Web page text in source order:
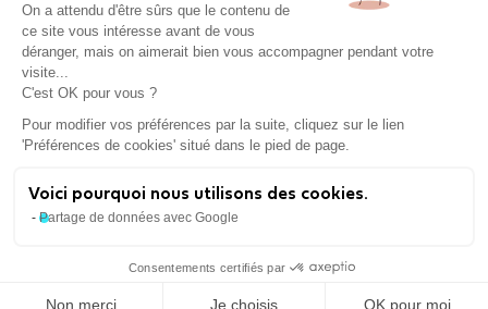
Terms & Conditions
Mouvement Impact France: the network of
leaders committed to growing the positive impact
On a attendu d'être sûrs que le contenu de
ce site vous intéresse avant de vous
déranger, mais on aimerait bien vous accompagner pendant votre
visite...
C'est OK pour vous ?
Pour modifier vos préférences par la suite, cliquez sur le lien
'Préférences de cookies' situé dans le pied de page.
Voici pourquoi nous utilisons des cookies.
Partage de données avec Google
Consentements certifiés par
Non merci Je choisis OK pour moi